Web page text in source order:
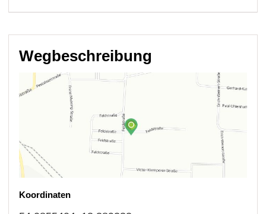
Wegbeschreibung
Koordinaten